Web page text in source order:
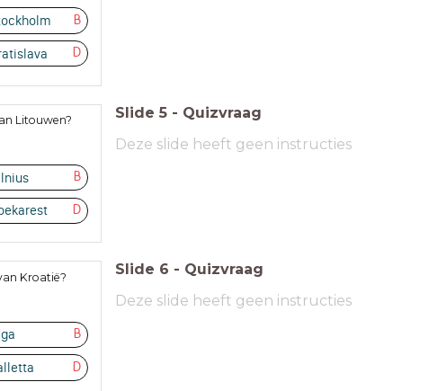
B
D
Litouwen?
B
D
Slide 5 - Quizvraag
Deze slide heeft geen instructies
Kroatië?
B
D
Slide 6 - Quizvraag
Deze slide heeft geen instructies